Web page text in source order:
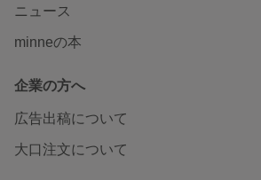
ニュース
minneの本
企業の方へ
広告出稿について
大口注文について